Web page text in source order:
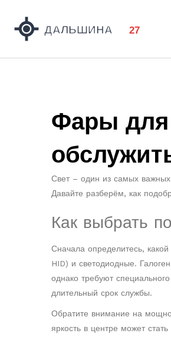
Фары для
Свет – один из самых
Давайте разберём, как
Как выбрать
Сначала определитесь,
HID) и светодиодные.
однако требуют
длительный срок службы.
Обратите внимание на
яркость в центре может